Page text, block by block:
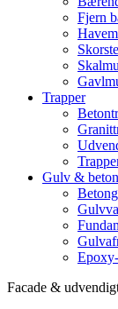
Fjern
Trapper
Gulv &
Facade &